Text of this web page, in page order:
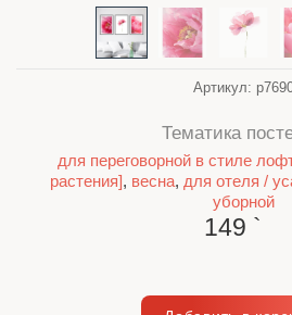
Артикул:
Тематика
для переговорной в стиле лофт
растения], весна, для отеля /
уборной
149 `